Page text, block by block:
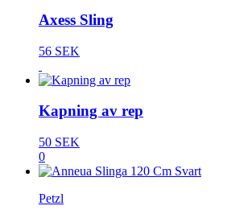
Axess Sling
56 SEK
Kapning av rep
50 SEK
0
Petzl